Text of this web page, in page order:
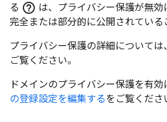
る help_outline は、プライバシー保護が無効
完全または部分的に公開されている
プライバシー保護の詳細については、
ご覧ください。
ドメインのプライバシー保護を有効
の登録設定を編集するをご覧くださ